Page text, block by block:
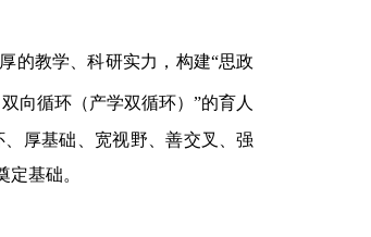
的教学、科研实力，构建“思政
向循环（产学双循环）”的育人
厚基础、宽视野、善交叉、强
基础。